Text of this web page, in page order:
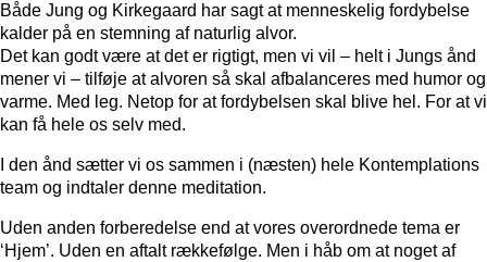
Både Jung og Kirkegaard har sagt at menneskelig fordybelse
kalder på en stemning af naturlig alvor.
Det kan godt være at det er rigtigt, men vi vil – helt i Jungs ånd
mener vi – tilføje at alvoren så skal afbalanceres med humor og
varme. Med leg. Netop for at fordybelsen skal blive hel. For at vi
kan få hele os selv med.
I den ånd sætter vi os sammen i (næsten) hele Kontemplations
team og indtaler denne meditation.
Uden anden forberedelse end at vores overordnede tema er
‘Hjem’. Uden en aftalt rækkefølge. Men i håb om at noget af